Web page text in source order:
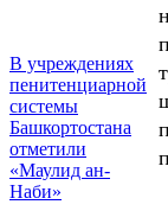
В учреждениях
пенитенциарной
системы
Башкортостана
отметили
«Маулид ан-
Наби»